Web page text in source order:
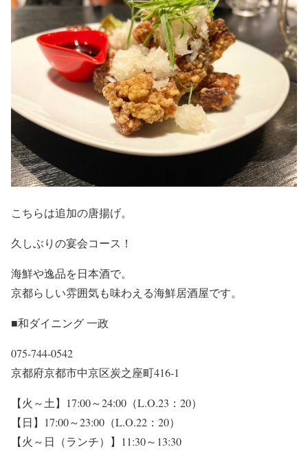
こちらは追加の唐揚げ。
久しぶりの宴会コース！
海鮮や逸品を日本酒で。
京都らしい雰囲気も味わえる海鮮居酒屋です。
■和ダイニング 一政
075-744-0542
京都府京都市中京区炭之座町416-1
【火～土】17:00～24:00（L.O.23：20）
【日】17:00～23:00（L.O.22：20）
【火～日（ランチ）】11:30～13:30